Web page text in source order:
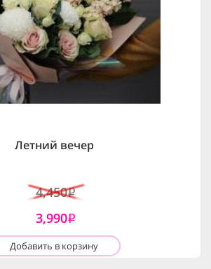
Летний вечер
4,450i
3,990i
Добавить в корзину